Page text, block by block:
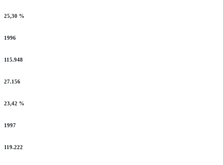
25,30 %
1996
115.948
27.156
23,42 %
1997
119.222